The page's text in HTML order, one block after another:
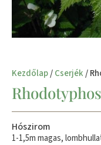
Kezdőlap/Cserjék/
Hószirom
1-1,5m magas,